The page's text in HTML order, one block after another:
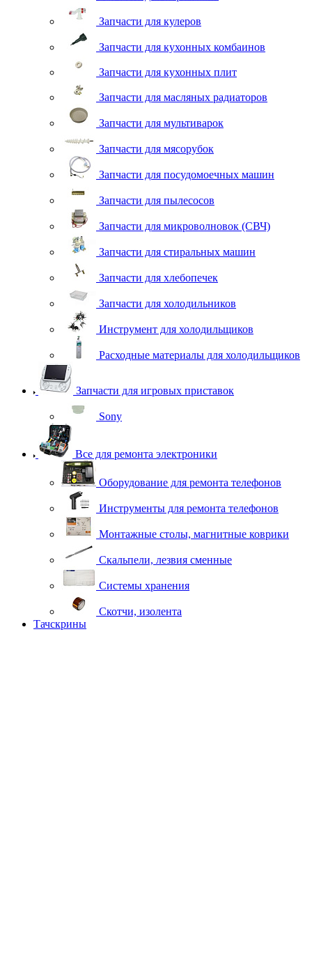
Запчасти для кулеров
Запчасти для кухонных комбаинов
Запчасти для кухонных плит
Запчасти для масляных радиаторов
Запчасти для мультиварок
Запчасти для мясорубок
Запчасти для посудомоечных машин
Запчасти для пылесосов
Запчасти для микроволновок (СВЧ)
Запчасти для стиральных машин
Запчасти для хлебопечек
Запчасти для холодильников
Инструмент для холодильщиков
Расходные материалы для холодильщиков
Запчасти для игровых приставок
Sony
Все для ремонта электроники
Оборудование для ремонта телефонов
Инструменты для ремонта телефонов
Монтажные столы, магнитные коврики
Скальпели, лезвия сменные
Системы хранения
Скотчи, изолента
Тачскрины